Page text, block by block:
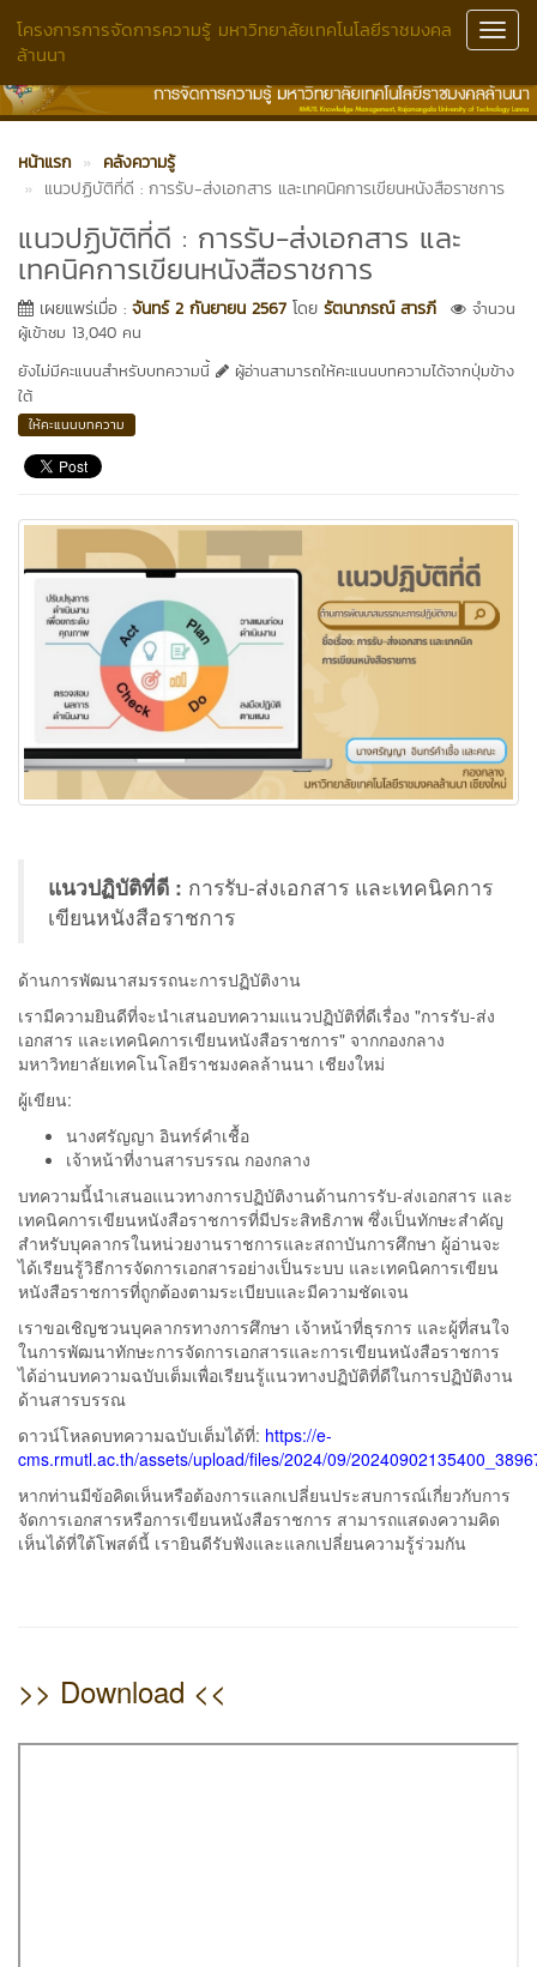
โครงการการจัดการความรู้ มหาวิทยาลัยเทคโนโลยีราชมงคล
ล้านนา
หน้าแรก
คลังความรู้
แนวปฏิบัติที่ดี : การรับ-ส่งเอกสาร และเทคนิคการเขียนหนังสือราชการ
แนวปฏิบัติที่ดี : การรับ-ส่งเอกสาร และ
เทคนิคการเขียนหนังสือราชการ
เผยแพร่เมื่อ : จันทร์ 2 กันยายน 2567 โดย รัตนาภรณ์ สารภี
จำนวน
ผู้เข้าชม 13,040 คน
ยังไม่มีคะแนนสำหรับบทความนี้
ผู้อ่านสามารถให้คะแนนบทความได้จากปุ่มข้าง
ใต้
ให้คะแนนบทความ
แนวปฏิบัติที่ดี : การรับ-ส่งเอกสาร และเทคนิคการ
เขียนหนังสือราชการ
ด้านการพัฒนาสมรรถนะการปฏิบัติงาน
เรามีความยินดีที่จะนำเสนอบทความแนวปฏิบัติที่ดีเรื่อง "การรับ-ส่ง
เอกสาร และเทคนิคการเขียนหนังสือราชการ" จากกองกลาง
มหาวิทยาลัยเทคโนโลยีราชมงคลล้านนา เชียงใหม่
ผู้เขียน:
นางศรัญญา อินทร์คำเชื้อ
เจ้าหน้าที่งานสารบรรณ กองกลาง
บทความนี้นำเสนอแนวทางการปฏิบัติงานด้านการรับ-ส่งเอกสาร และ
เทคนิคการเขียนหนังสือราชการที่มีประสิทธิภาพ ซึ่งเป็นทักษะสำคัญ
สำหรับบุคลากรในหน่วยงานราชการและสถาบันการศึกษา ผู้อ่านจะ
ได้เรียนรู้วิธีการจัดการเอกสารอย่างเป็นระบบ และเทคนิคการเขียน
หนังสือราชการที่ถูกต้องตามระเบียบและมีความชัดเจน
เราขอเชิญชวนบุคลากรทางการศึกษา เจ้าหน้าที่ธุรการ และผู้ที่สนใจ
ในการพัฒนาทักษะการจัดการเอกสารและการเขียนหนังสือราชการ
ได้อ่านบทความฉบับเต็มเพื่อเรียนรู้แนวทางปฏิบัติที่ดีในการปฏิบัติงาน
ด้านสารบรรณ
ดาวน์โหลดบทความฉบับเต็มได้ที่: https://e-
cms.rmutl.ac.th/assets/upload/files/2024/09/
หากท่านมีข้อคิดเห็นหรือต้องการแลกเปลี่ยนประสบการณ์เกี่ยวกับการ
จัดการเอกสารหรือการเขียนหนังสือราชการ สามารถแสดงความคิด
เห็นได้ที่ใต้โพสต์นี้ เรายินดีรับฟังและแลกเปลี่ยนความรู้ร่วมกัน
>> Download <<